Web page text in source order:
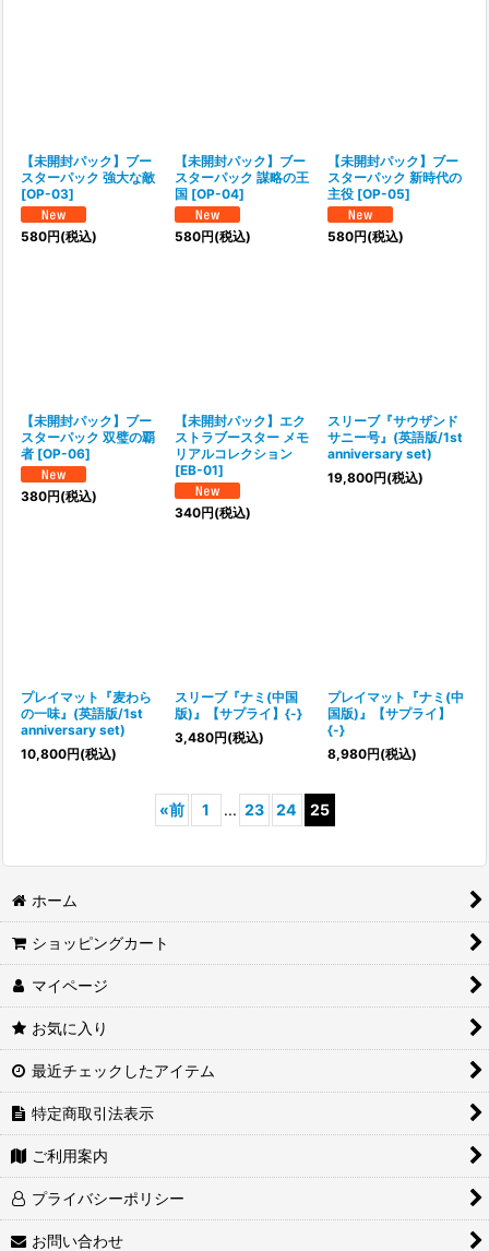
【未開封パック】ブー
スターパック 強大な敵
[OP-03]
580円(税込)
【未開封パック】ブー
スターパック 謀略の王
国 [OP-04]
580円(税込)
【未開封パック】ブー
スターパック 新時代の
主役 [OP-05]
580円(税込)
【未開封パック】ブー
スターパック 双璧の覇
者 [OP-06]
380円(税込)
【未開封パック】エク
ストラブースター メモ
リアルコレクション
[EB-01]
340円(税込)
スリーブ『サウザンド
サニー号』(英語版/1st
anniversary set)
19,800円(税込)
プレイマット『麦わら
の一味』(英語版/1st
anniversary set)
10,800円(税込)
スリーブ『ナミ(中国
版)』【サプライ】{-}
3,480円(税込)
プレイマット『ナミ(中
国版)』【サプライ】
{-}
8,980円(税込)
«前 1 ... 23 24 25
ホーム
ショッピングカート
マイページ
お気に入り
最近チェックしたアイテム
特定商取引法表示
ご利用案内
プライバシーポリシー
お問い合わせ